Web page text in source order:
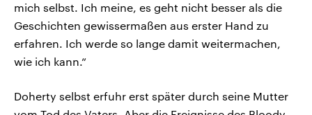
mich selbst. Ich meine, es geht nicht besser als die
Geschichten gewissermaßen aus erster Hand zu
erfahren. Ich werde so lange damit weitermachen,
wie ich kann.“
Doherty selbst erfuhr erst später durch seine Mutter